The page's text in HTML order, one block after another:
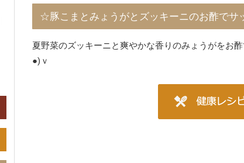
☆豚こまとみょうがとズッキーニのお酢でサ
夏野菜のズッキーニと爽やかな香りのみょうがをお
●)ｖ